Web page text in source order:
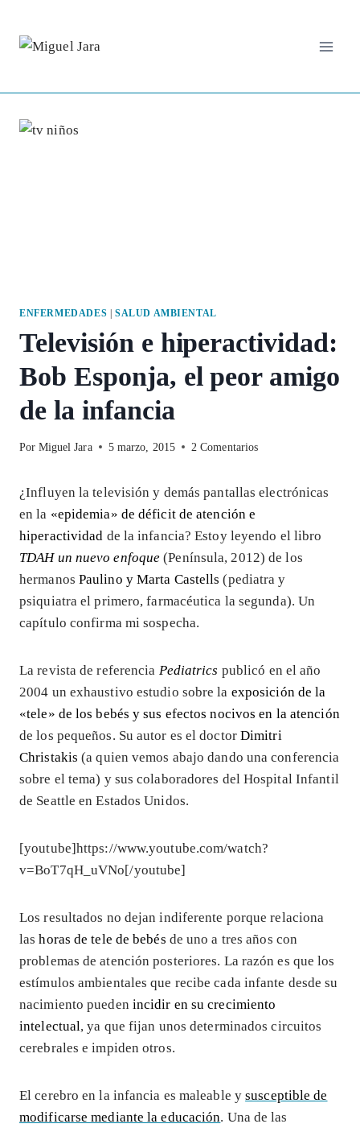
contenido
ENFERMEDADES SALUD AMBIENTAL
Televisión e hiperactividad:
Bob Esponja, el peor amigo
de la infancia
Por Miguel Jara 5 marzo, 2015 2 Comentarios
¿Influyen la televisión y demás pantallas electrónicas
en la «epidemia» de déficit de atención e
hiperactividad de la infancia? Estoy leyendo el libro
TDAH un nuevo enfoque (Península, 2012) de los
hermanos Paulino y Marta Castells (pediatra y
psiquiatra el primero, farmacéutica la segunda). Un
capítulo confirma mi sospecha.
La revista de referencia Pediatrics publicó en el año
2004 un exhaustivo estudio sobre la exposición de la
«tele» de los bebés y sus efectos nocivos en la atención
de los pequeños. Su autor es el doctor Dimitri
Christakis (a quien vemos abajo dando una conferencia
sobre el tema) y sus colaboradores del Hospital Infantil
de Seattle en Estados Unidos.
[youtube]https://www.youtube.com/watch?
v=BoT7qH_uVNo[/youtube]
Los resultados no dejan indiferente porque relaciona
lashoras de tele de bebés de uno a tres años con
problemas de atención posteriores. La razón es que los
estímulos ambientales que recibe cada infante desde su
nacimiento pueden incidir en su crecimiento
intelectual, ya que fijan unos determinados circuitos
cerebrales e impiden otros.
El cerebro en la infancia es maleable ysusceptible de
modificarse mediante la educación. Una de las